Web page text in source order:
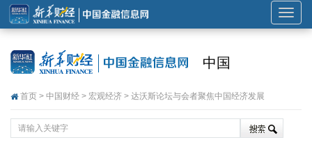
展
开
中国
首页 > 中国财经 > 宏观经济 > 达沃斯论坛与会者聚焦中国经济发展